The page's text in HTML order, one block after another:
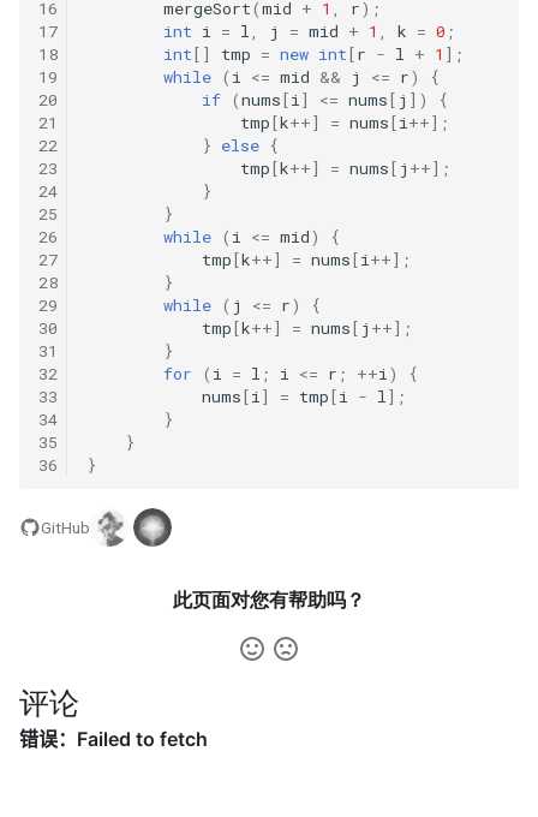
54. 二叉搜索树的第 k 大节点
55.1. 二叉树的深度
55.2. 平衡二叉树
56.1. 数组中数字出现的次数
56.2. 数组中数字出现的次数
57.2. 和为 s 的连续正数序列
57. 和为 s 的两个数字
58.2. 左旋转字符串
59.1. 滑动窗口的最大值
60. n 个骰子的点数
54. 所有大于等于节点的值之
55. 二叉搜索树迭代器
56. 二叉搜索树中两个节点之
57. 值和下标之差都在给定的
范围内
58. 日程表
59. 数据流的第 K 大数值
61. 和最小的 k 个数对
64. 神奇的字典
10.5. 稀疏数组搜索
10.9. 排序矩阵查找
10.10. 数字流的秩
10.11. 峰与谷
16.1. 交换数字
16.2. 单词频率
16.3. 交点
16.4. 井字游戏
16.9. 运算
16
17
18
19
20
21
22
23
24
25
26
27
28
29
30
31
32
33
34
35
36
mergeSort(mid + 1 , r);
int i = l, j = mid + 1 , k = 0 ;
int[] tmp = new int[r - l + 1 ] ;
while ( i <= mid && j <= r)
{
if (nums[i] <= nums[ j ] )
{
tmp[k++] = nums[i++] ;
} else {
tmp[k++] = nums[ j ++] ;
}
}
while ( i <= mid)
{
tmp[k++] = nums[i++] ;
}
while ( j <= r)
{
tmp[k++] = nums[ j ++] ;
}
for
( i = l ; i <= r ; ++i)
{
nums[i] = tmp[i - l] ;
}
}
}
GitHub
此页面对您有帮助吗？
评论